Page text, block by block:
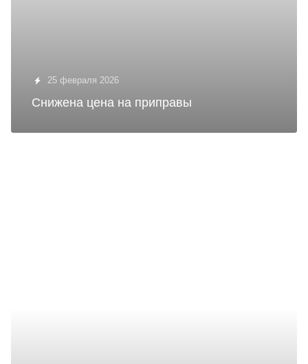
25 февраля 2026
Снижена цена на приправы